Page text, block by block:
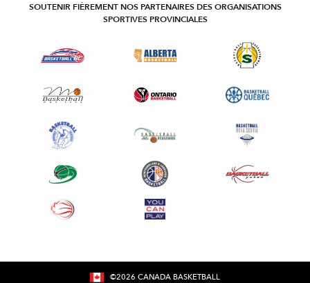
SOUTENIR FIÈREMENT NOS PARTENAIRES DES ORGANISATIONS
SPORTIVES PROVINCIALES
©2026 CANADA BASKETBALL